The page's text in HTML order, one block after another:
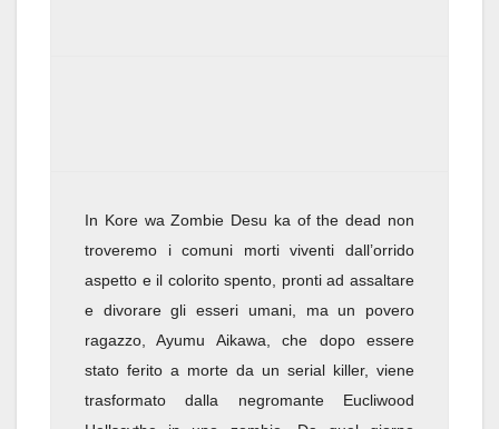
In Kore wa Zombie Desu ka of the dead non
troveremo i comuni morti viventi dall’orrido
aspetto e il colorito spento, pronti ad assaltare
e divorare gli esseri umani, ma un povero
ragazzo, Ayumu Aikawa, che dopo essere
stato ferito a morte da un serial killer, viene
trasformato dalla negromante Eucliwood